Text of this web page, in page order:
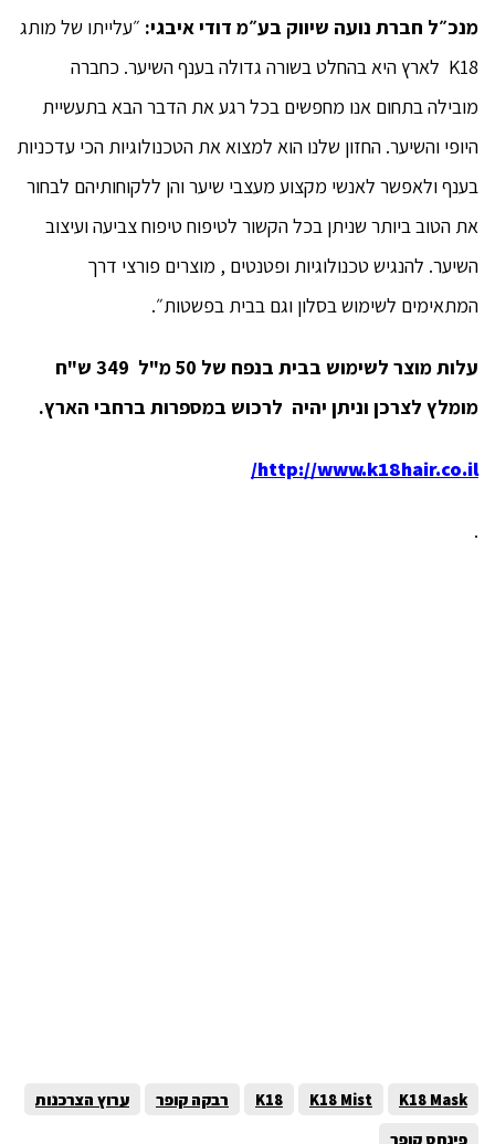
מנכ״ל חברת נועה שיווק בע״מ דודי איבגי: ״עלייתו של מותג
K18 לארץ היא בהחלט בשורה גדולה בענף השיער. כחברה
מובילה בתחום אנו מחפשים בכל רגע את הדבר הבא בתעשיית
היופי והשיער. החזון שלנו הוא למצוא את הטכנולוגיות הכי עדכניות
בענף ולאפשר לאנשי מקצוע מעצבי שיער והן ללקוחותיהם לבחור
את הטוב ביותר שניתן בכל הקשור לטיפוח טיפוח צביעה ועיצוב
השיער. להנגיש טכנולוגיות ופטנטים , מוצרים פורצי דרך
המתאימים לשימוש בסלון וגם בבית בפשטות״.
עלות מוצר לשימוש בבית בנפח של 50 מ"ל 349 ש"ח
מומלץ לצרכן וניתן יהיה לרכוש במספרות ברחבי הארץ.
http://www.k18hair.co.il/
.
K18 K18 Mist K18 Mask רבקה קופר
ערוץ הצרכנות
פינחס קופר